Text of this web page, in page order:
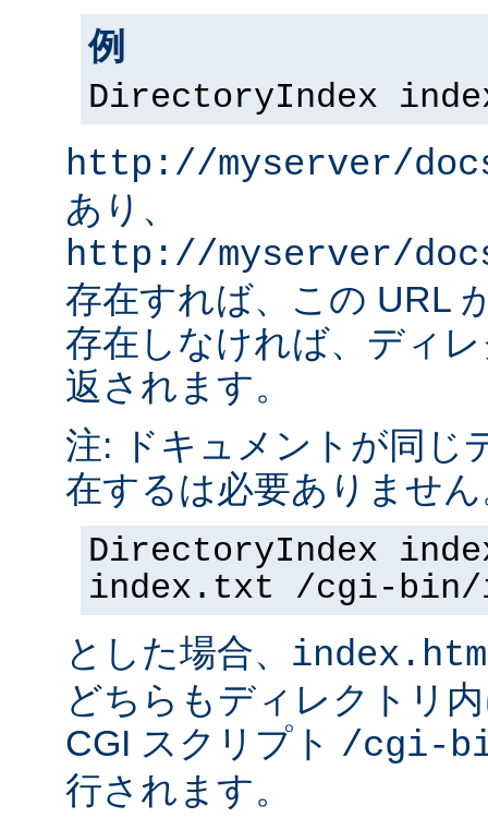
例
DirectoryIndex
http://myserver/
あり、
http://myserver/
存在すれば、この URL
存在しなければ、ディ
返されます。
注: ドキュメントが同じ
在するは必要ありませ
DirectoryIndex
index.txt /cgi-bin/
とした場合、
どちらもディレクトリ
CGI スクリプト /cgi-
行されます。